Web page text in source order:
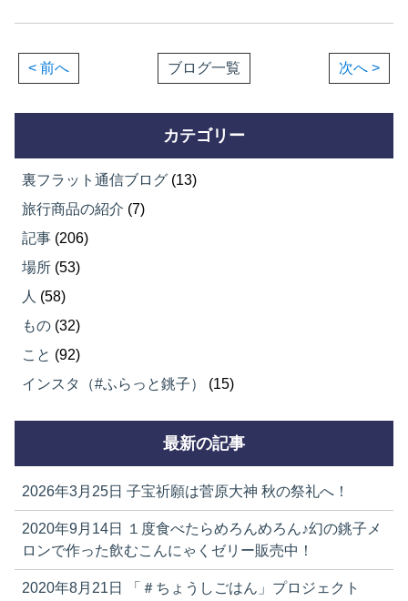
< 前へ ブログ一覧 次へ >
カテゴリー
裏フラット通信ブログ (13)
旅行商品の紹介 (7)
記事 (206)
場所 (53)
人 (58)
もの (32)
こと (92)
インスタ（#ふらっと銚子）
(15)
最新の記事
2026年3月25日 子宝祈願は菅原大神 秋の祭礼へ！
2020年9月14日
１度食べたらめろんめろん♪幻の銚子メ
ロンで作った飲むこんにゃくゼリー販売中！
2020年8月21日
「＃ちょうしごはん」プロジェクト